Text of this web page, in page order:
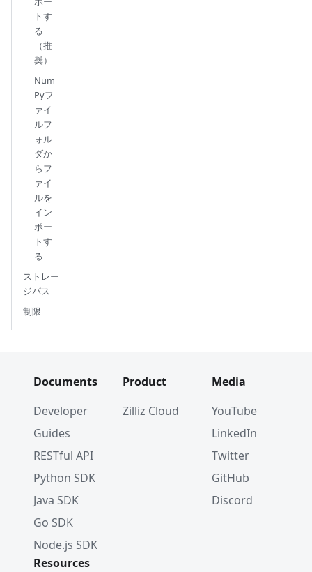
トす
る
（推
奨）
Num
Pyフ
ァイ
ルフ
ォル
ダか
らフ
ァイ
ルを
イン
ポー
トす
る
ストレー
ジパス
制限
Documents
Developer
Guides
RESTful API
Python SDK
Java SDK
Go SDK
Node.js SDK
Product
Zilliz Cloud
Media
YouTube
LinkedIn
Twitter
GitHub
Discord
Resources